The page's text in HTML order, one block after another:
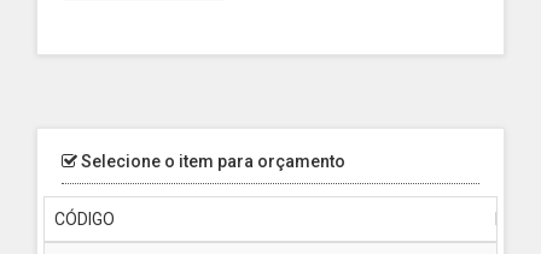
Selecione o item para orçamento
CÓDIGO